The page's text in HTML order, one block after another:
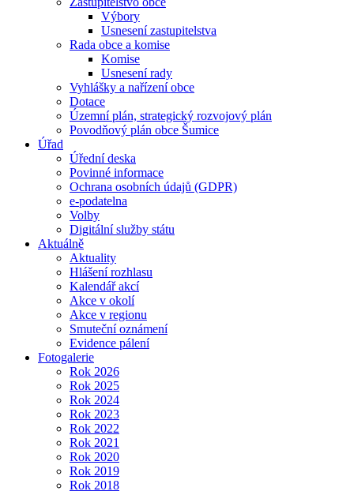
Výbory
Usnesení zastupitelstva
Rada obce a komise
Komise
Usnesení rady
Vyhlášky a nařízení obce
Dotace
Územní plán, strategický rozvojový plán
Povodňový plán obce Šumice
Úřad
Úřední deska
Povinné informace
Ochrana osobních údajů (GDPR)
e-podatelna
Volby
Digitální služby státu
Aktuálně
Aktuality
Hlášení rozhlasu
Kalendář akcí
Akce v okolí
Akce v regionu
Smuteční oznámení
Evidence pálení
Fotogalerie
Rok 2026
Rok 2025
Rok 2024
Rok 2023
Rok 2022
Rok 2021
Rok 2020
Rok 2019
Rok 2018